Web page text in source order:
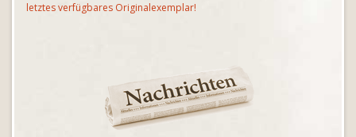
letztes verfügbares Originalexemplar!